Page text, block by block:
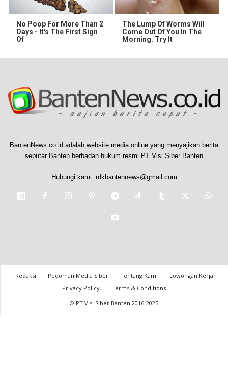
No Poop For More Than 2
Days - It's The First Sign
Of
The Lump Of Worms Will
Come Out Of You In The
Morning. Try It
BantenNews.co.id adalah website media online yang menyajikan berita
seputar Banten berbadan hukum resmi PT Visi Siber Banten
Hubungi kami: rdkbantennews@gmail.com
Redaksi Pedoman Media Siber Tentang Kami
Lowongan Kerja
Privacy Policy
Terms & Conditions
© PT Visi Siber Banten 2016-2025